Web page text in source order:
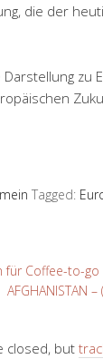
die der
zu
Tagged:
für Coffee-to-
AFGHANISTAN
closed, but